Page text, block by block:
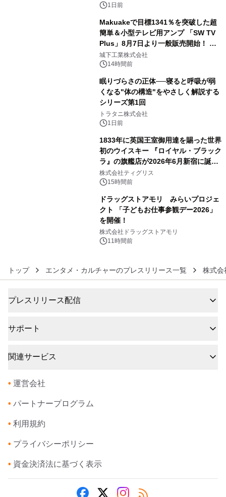
1日前
Makuakeで目標1341％を突破した超
簡単＆小型テレビ用アンプ 「SW TV
Plus」8月7日より一般販売開始！ ケ
ーブル1本つなぐだけ、テレビの音が
ぐっと豊かに
城下工業株式会社
14時間前
眠りづらさの正体──寝ると呼吸が弱
くなる"体の構造"をやさしく解説する
シリーズ第1回
トラタニ株式会社
1日前
1833年に英国王室御用達を賜った世界
初のウイスキー 『ロイヤル・ブラック
ラ』の旗艦店が2026年6月新宿に誕
生 バカルディ ジャパンと連携した
没入型バー「BAR Arca」
株式会社ティグリス
15時間前
ドラッグストアモリ みらいプロジェ
クト 「子どもお仕事参観デー2026」
を開催！
株式会社ドラッグストアモリ
11時間前
トップ エンタメ・カルチャーのプレスリリース一覧 株式会
プレスリリース配信
サポート
関連サービス
• 運営会社
• パートナープログラム
• 利用規約
• プライバシーポリシー
• 資金決済法に基づく表示